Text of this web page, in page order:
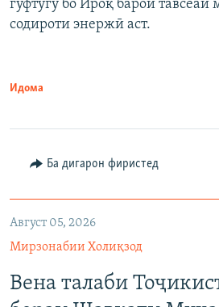
гуфтугӯ бо Ироқ барои
содироти энержӣ аст.
Идома
Ба дигарон фиристед
Август 05, 2026
Мирзонабии Холиқзод
Вена талаби